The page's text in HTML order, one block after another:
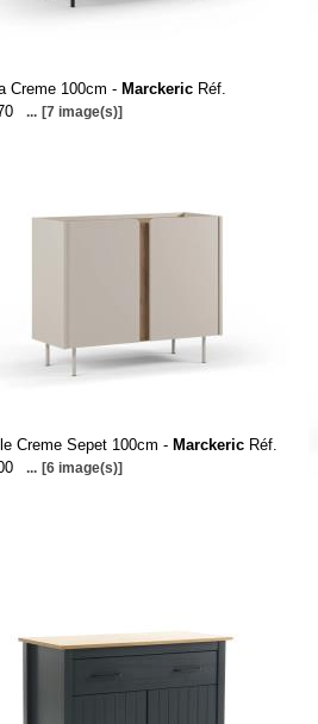
Creme 100cm - Marckeric Réf.
... [7 image(s)]
Creme Sepet 100cm - Marckeric Réf.
... [6 image(s)]